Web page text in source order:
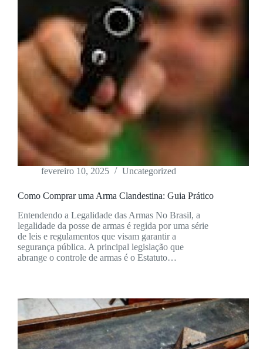
fevereiro 10, 2025 Uncategorized
Como Comprar uma Arma Clandestina: Guia Prático
Entendendo a Legalidade das Armas No Brasil, a
legalidade da posse de armas é regida por uma série
de leis e regulamentos que visam garantir a
segurança pública. A principal legislação que
abrange o controle de armas é o Estatuto…